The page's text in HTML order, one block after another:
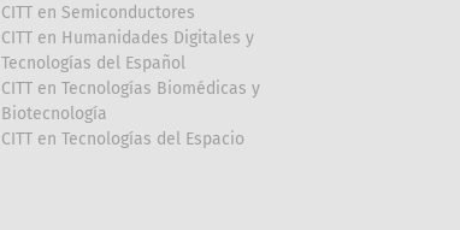
CITT en Semiconductores
CITT en Humanidades Digitales y
Tecnologías del Español
CITT en Tecnologías Biomédicas y
Biotecnología
CITT en Tecnologías del Espacio